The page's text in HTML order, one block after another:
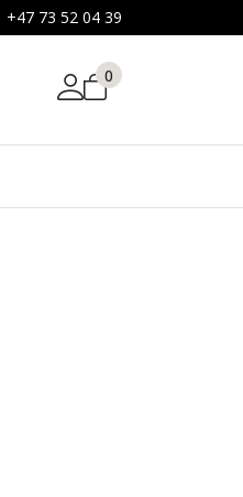
+47 73 52 04 39
0